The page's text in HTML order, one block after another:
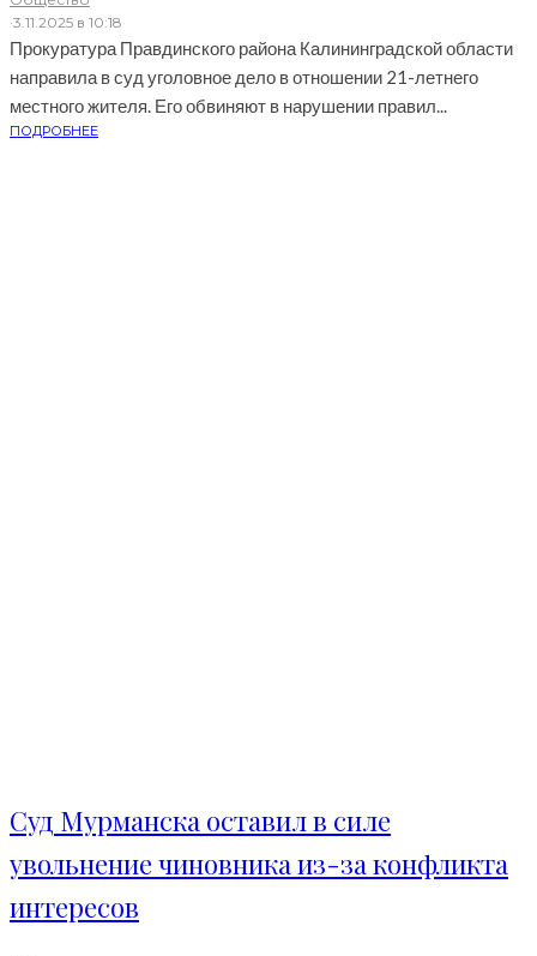
·3.11.2025 в 10:18
Прокуратура Правдинского района Калининградской области
направила в суд уголовное дело в отношении 21-летнего
местного жителя. Его обвиняют в нарушении правил...
ПОДРОБНЕЕ
Суд Мурманска оставил в силе
увольнение чиновника из-за конфликта
интересов